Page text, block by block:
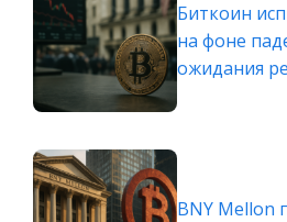
Биткоин
на фоне
ожидания
BNY Mellon